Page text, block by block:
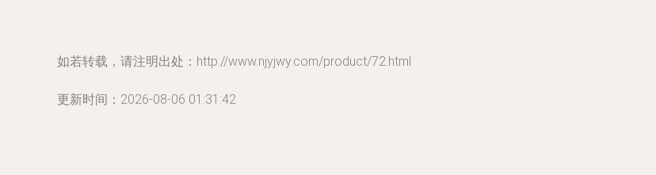
如若转载，请注明出处：http://www.njyjwy.com/product/72.html
更新时间：2026-08-06 01:31:42